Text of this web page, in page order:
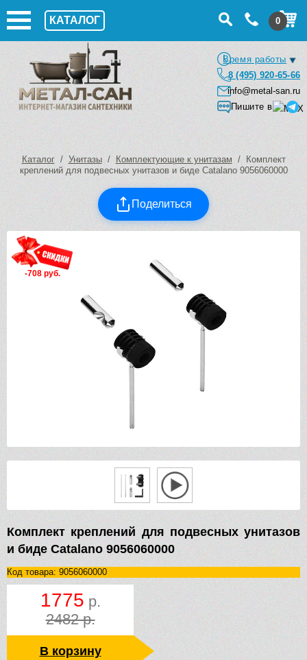
КАТАЛОГ 0
Время работы
8 (495) 920-65-66
info@metal-san.ru
Пишите в
Каталог/ Унитазы/ Комплектующие к унитазам / Комплект
креплений для подвесных унитазов и биде Catalano 9056060000
Поделиться
-708 руб.
Комплект креплений для подвесных унитазов
и биде Catalano 9056060000
Код товара: 9056060000
1775 р.
2482 р.
В корзину